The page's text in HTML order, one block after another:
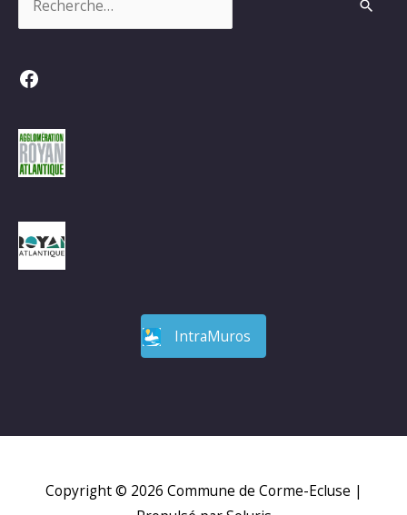
Facebook
IntraMuros
Copyright © 2026 Commune de Corme-Ecluse |